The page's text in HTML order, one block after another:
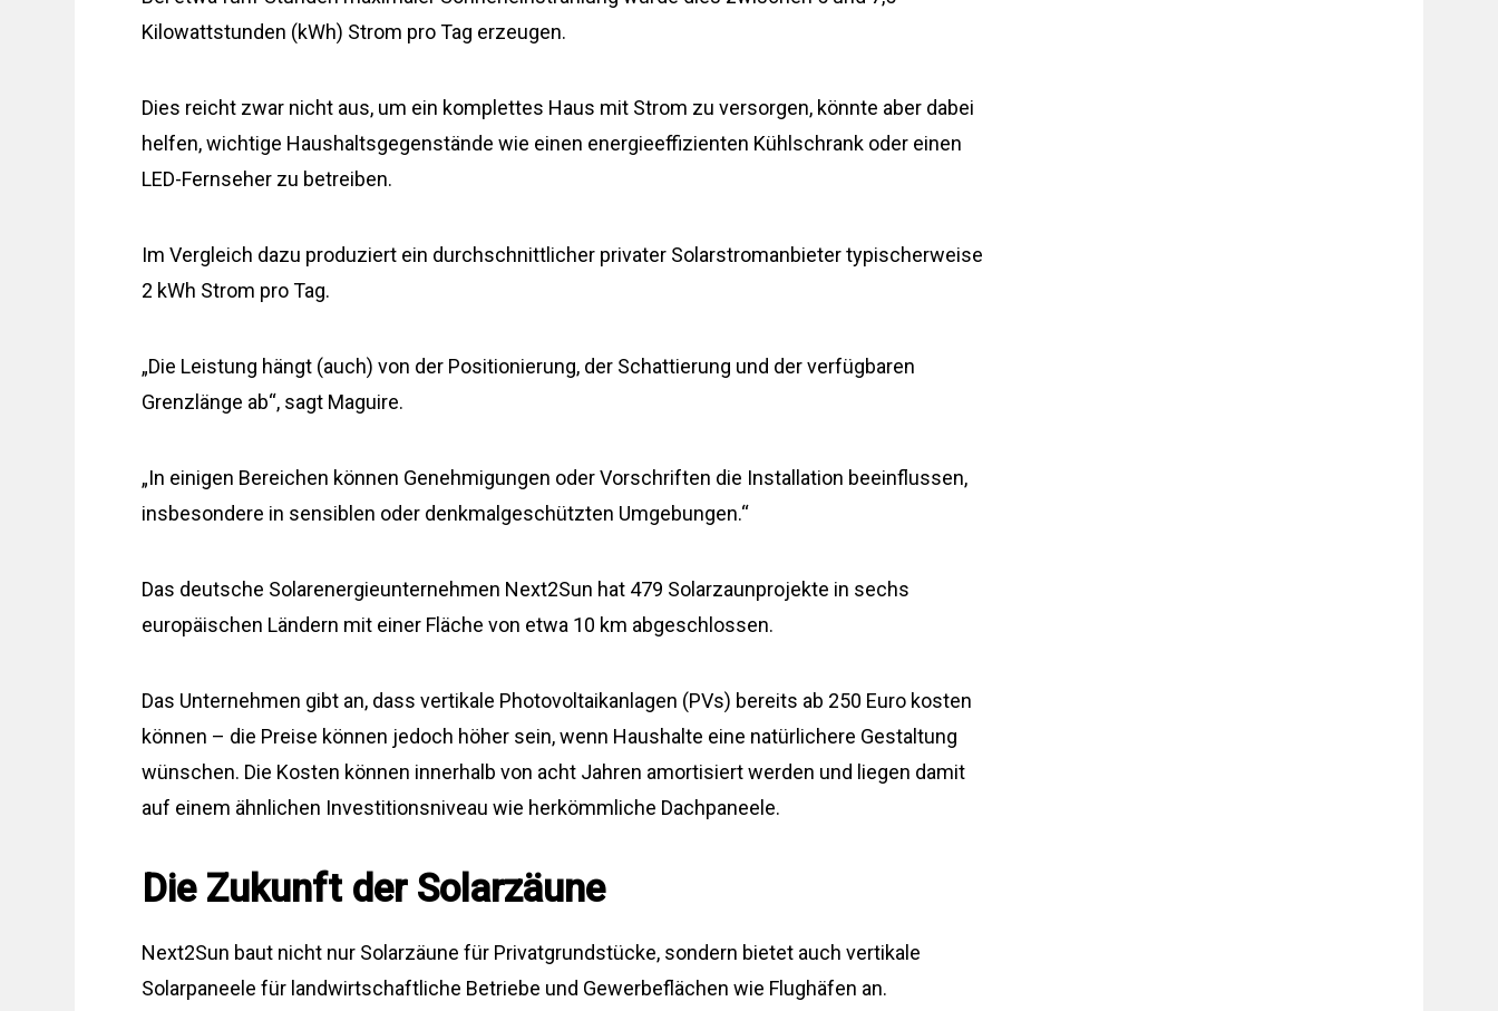
Kilowattstunden (kWh) Strom pro Tag erzeugen.
Dies reicht zwar nicht aus, um ein komplettes Haus mit Strom zu versorgen, könnte aber dabei
helfen, wichtige Haushaltsgegenstände wie einen energieeffizienten Kühlschrank oder einen
LED-Fernseher zu betreiben.
Im Vergleich dazu produziert ein durchschnittlicher privater Solarstromanbieter typischerweise
2 kWh Strom pro Tag.
„Die Leistung hängt (auch) von der Positionierung, der Schattierung und der verfügbaren
Grenzlänge ab“, sagt Maguire.
„In einigen Bereichen können Genehmigungen oder Vorschriften die Installation beeinflussen,
insbesondere in sensiblen oder denkmalgeschützten Umgebungen.“
Das deutsche Solarenergieunternehmen Next2Sun hat 479 Solarzaunprojekte in sechs
europäischen Ländern mit einer Fläche von etwa 10 km abgeschlossen.
Das Unternehmen gibt an, dass vertikale Photovoltaikanlagen (PVs) bereits ab 250 Euro kosten
können – die Preise können jedoch höher sein, wenn Haushalte eine natürlichere Gestaltung
wünschen. Die Kosten können innerhalb von acht Jahren amortisiert werden und liegen damit
auf einem ähnlichen Investitionsniveau wie herkömmliche Dachpaneele.
Die Zukunft der Solarzäune
Next2Sun baut nicht nur Solarzäune für Privatgrundstücke, sondern bietet auch vertikale
Solarpaneele für landwirtschaftliche Betriebe und Gewerbeflächen wie Flughäfen an.